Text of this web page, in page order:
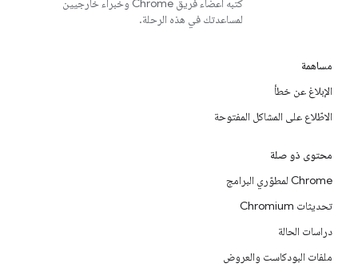
كتبه أعضاء فريق Chrome وخبراء خارجيين
لمساعدتك في هذه الرحلة.
مساهمة
الإبلاغ عن خطأ
الاطّلاع على المشاكل المفتوحة
محتوى ذو صلة
Chrome لمطوّري البرامج
تحديثات Chromium
دراسات الحالة
ملفات البودكاست والعروض